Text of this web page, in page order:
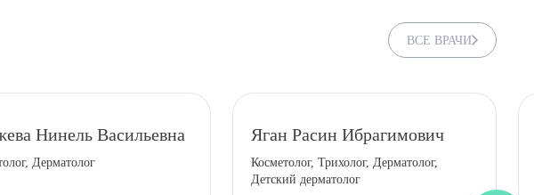
ВСЕ ВРАЧИ
Нинель Васильевна
Дерматолог
Яган Расин Ибрагимович
Косметолог, Трихолог, Дерматолог,
Детский дерматолог